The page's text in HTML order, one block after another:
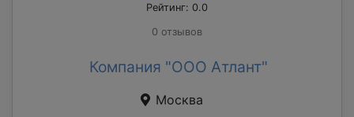
Рейтинг: 0.0
0 отзывов
Компания "ООО Атлант"
Москва